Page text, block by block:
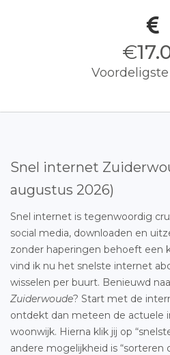
€
Snel internet
augustus 2026)
Snel internet is tegenwoordig
social media, downloaden en
zonder haperingen behoeft een
vind ik nu het snelste internet
wisselen per buurt. Benieuwd
Zuiderwoude? Start met de
ontdekt dan meteen de actuele
woonwijk. Hierna klik jij op
andere mogelijkheid is “sorteren